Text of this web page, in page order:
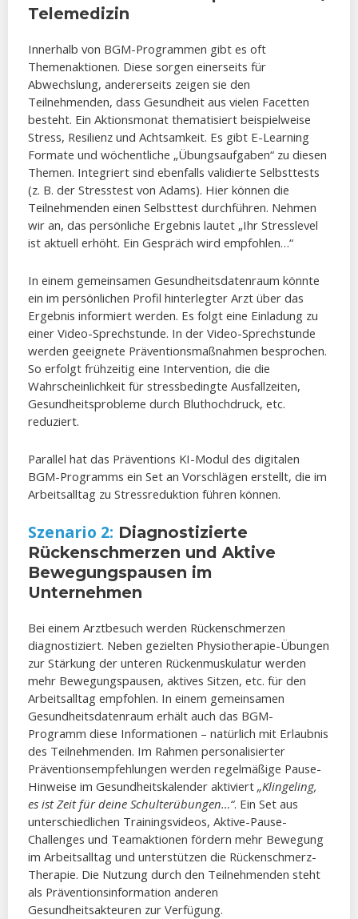
Telemedizin
Innerhalb von BGM-Programmen gibt es oft
Themenaktionen. Diese sorgen einerseits für
Abwechslung, andererseits zeigen sie den
Teilnehmenden, dass Gesundheit aus vielen Facetten
besteht. Ein Aktionsmonat thematisiert beispielweise
Stress, Resilienz und Achtsamkeit. Es gibt E-Learning
Formate und wöchentliche „Übungsaufgaben“ zu diesen
Themen. Integriert sind ebenfalls validierte Selbsttests
(z. B. der Stresstest von Adams). Hier können die
Teilnehmenden einen Selbsttest durchführen. Nehmen
wir an, das persönliche Ergebnis lautet „Ihr Stresslevel
ist aktuell erhöht. Ein Gespräch wird empfohlen…“
In einem gemeinsamen Gesundheitsdatenraum könnte
ein im persönlichen Profil hinterlegter Arzt über das
Ergebnis informiert werden. Es folgt eine Einladung zu
einer Video-Sprechstunde. In der Video-Sprechstunde
werden geeignete Präventionsmaßnahmen besprochen.
So erfolgt frühzeitig eine Intervention, die die
Wahrscheinlichkeit für stressbedingte Ausfallzeiten,
Gesundheitsprobleme durch Bluthochdruck, etc.
reduziert.
Parallel hat das Präventions KI-Modul des digitalen
BGM-Programms ein Set an Vorschlägen erstellt, die im
Arbeitsalltag zu Stressreduktion führen können.
Szenario 2: Diagnostizierte
Rückenschmerzen und Aktive
Bewegungspausen im
Unternehmen
Bei einem Arztbesuch werden Rückenschmerzen
diagnostiziert. Neben gezielten Physiotherapie-Übungen
zur Stärkung der unteren Rückenmuskulatur werden
mehr Bewegungspausen, aktives Sitzen, etc. für den
Arbeitsalltag empfohlen. In einem gemeinsamen
Gesundheitsdatenraum erhält auch das BGM-
Programm diese Informationen – natürlich mit Erlaubnis
des Teilnehmenden. Im Rahmen personalisierter
Präventionsempfehlungen werden regelmäßige Pause-
Hinweise im Gesundheitskalender aktiviert „Klingeling,
es ist Zeit für deine Schulterübungen…“. Ein Set aus
unterschiedlichen Trainingsvideos, Aktive-Pause-
Challenges und Teamaktionen fördern mehr Bewegung
im Arbeitsalltag und unterstützen die Rückenschmerz-
Therapie. Die Nutzung durch den Teilnehmenden steht
als Präventionsinformation anderen
Gesundheitsakteuren zur Verfügung.